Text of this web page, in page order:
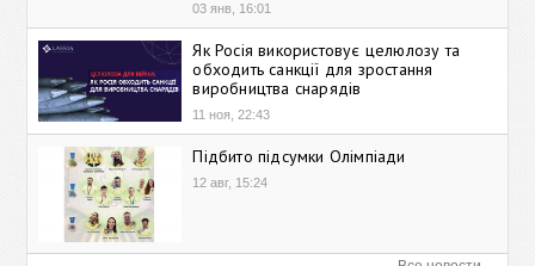
03 янв, 16:01
Як Росія використовує целюлозу та
обходить санкції для зростання
виробництва снарядів
11 ноя, 22:43
Підбито підсумки Олімпіади
12 авг, 15:24